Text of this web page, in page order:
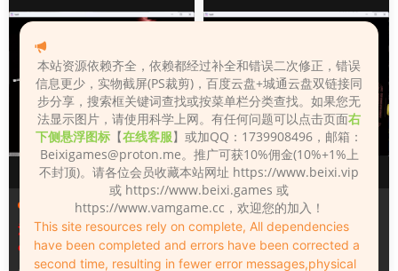
场景（Scenes）
汉化版Fall_Of_Dynasty_Silh
ouette_Play_Bug_Fixed_2&
《王朝陨落》剪影玩法修复版
场景（Scenes）
Fall_Of_Dynasty_Silhouette
_Play_Bug_Fixed_2
本站资源依赖齐全，依赖都经过补全和错误二次修正，错误
信息更少，实物截屏(PS裁剪)，百度云盘+城通云盘双链接同
步分享，搜索框关键词查找或按菜单栏分类查找。如果您无
法显示图片，请使用科学上网。有任何问题可以点击页面右
下侧悬浮图标 【在线客服】或加QQ：1739908496，邮箱：
Beixigames@proton.me。推广可获10%佣金(10%+1%上
不封顶)。请各位会员收藏本站网址 https://www.beixi.vip
或 https://www.beixi.games 或
https://www.vamgame.cc，欢迎您的加入！
This site resources rely on complete, All dependencies
have been completed and errors have been corrected a
second time, resulting in fewer error messages,physical